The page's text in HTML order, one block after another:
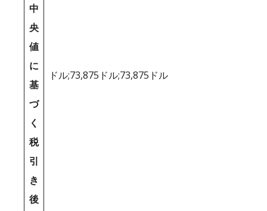
中
央
値
に
基
づ
く
税
引
き
後
ドル;73,875ドル;73,875ドル